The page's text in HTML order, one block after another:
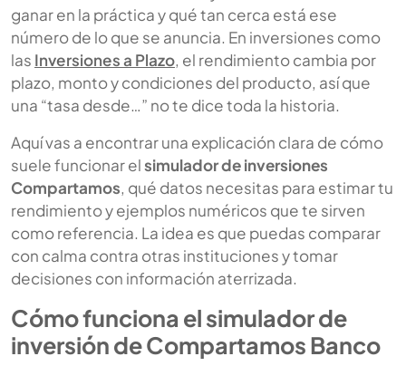
ganar en la práctica y qué tan cerca está ese
número de lo que se anuncia. En inversiones como
las Inversiones a Plazo, el rendimiento cambia por
plazo, monto y condiciones del producto, así que
una “tasa desde…” no te dice toda la historia.
Aquí vas a encontrar una explicación clara de cómo
suele funcionar elsimulador de inversiones
Compartamos, qué datos necesitas para estimar tu
rendimiento y ejemplos numéricos que te sirven
como referencia. La idea es que puedas comparar
con calma contra otras instituciones y tomar
decisiones con información aterrizada.
Cómo funciona el simulador de
inversión de Compartamos Banco